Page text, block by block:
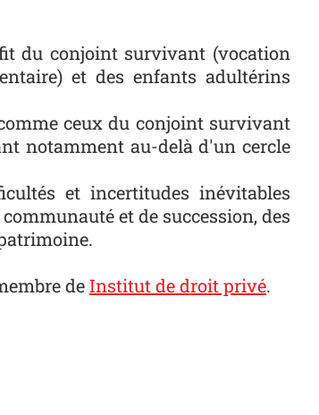
du conjoint survivant (vocation
et des enfants adultérins
ceux du conjoint survivant
notamment au-delà d'un cercle
et incertitudes inévitables
et de succession, des
deInstitut de droit privé.